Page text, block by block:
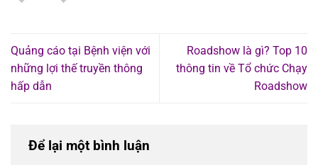
Quảng cáo tại Bệnh viện với
những lợi thế truyền thông
hấp dẫn
Roadshow là gì? Top 10
thông tin về Tổ chức Chạy
Roadshow
Để lại một bình luận